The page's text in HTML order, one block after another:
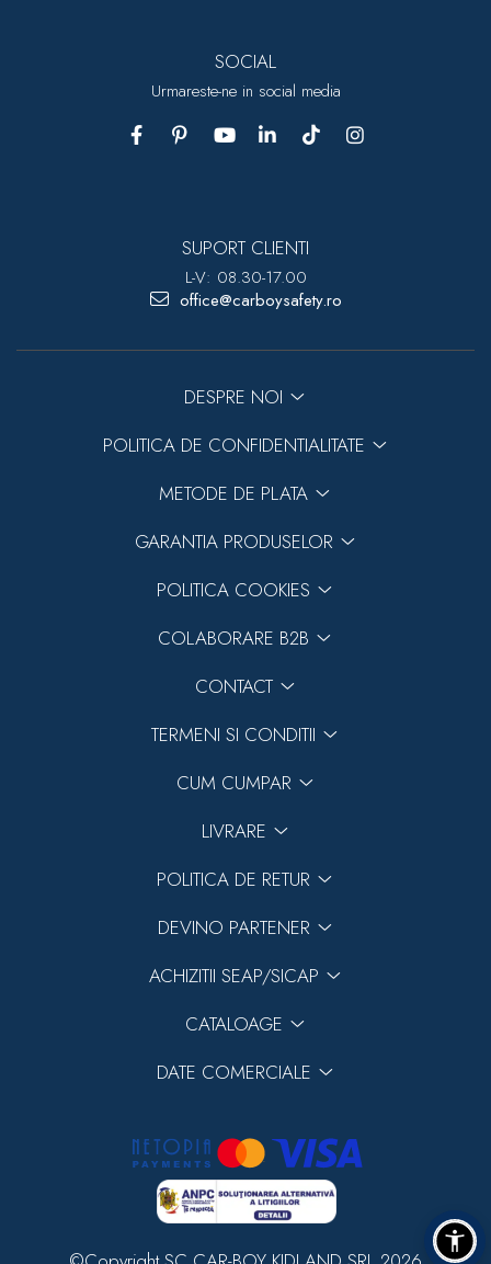
SOCIAL
Urmareste-ne in social media
SUPORT CLIENTI
L-V: 08.30-17.00
office@carboysafety.ro
DESPRE NOI
POLITICA DE CONFIDENTIALITATE
METODE DE PLATA
GARANTIA PRODUSELOR
POLITICA COOKIES
COLABORARE B2B
CONTACT
TERMENI SI CONDITII
CUM CUMPAR
LIVRARE
POLITICA DE RETUR
DEVINO PARTENER
ACHIZITII SEAP/SICAP
CATALOAGE
DATE COMERCIALE